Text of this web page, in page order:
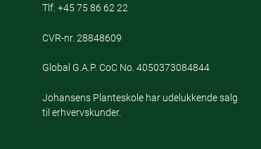
Tlf. +45 75 86 62 22
CVR-nr. 28848609
Global G.A.P. CoC No. 4050373084844
Johansens Planteskole har udelukkende salg
til erhvervskunder.